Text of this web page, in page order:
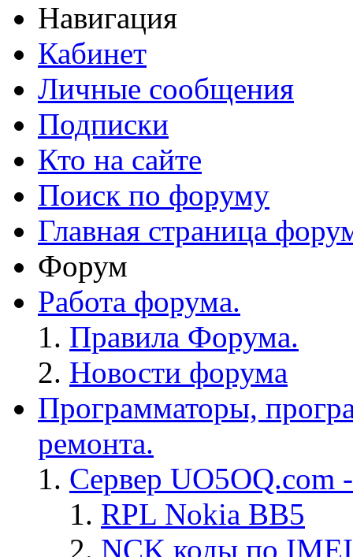
Навигация
Кабинет
Личные сообщения
Подписки
Кто на сайте
Поиск по форуму
Главная страница
Форум
Работа форума.
Правила Форума.
Новости форума
Программаторы,
ремонта.
Сервер
RPL Nokia BB5
NCK коды по IMEI